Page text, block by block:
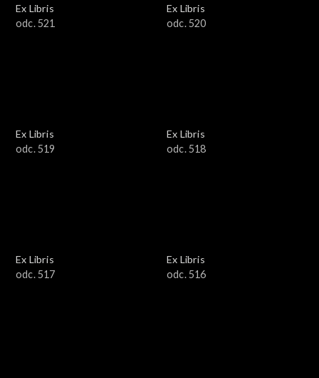
Ex Libris
odc. 521
Ex Libris
odc. 520
Ex Libris
odc. 519
Ex Libris
odc. 518
Ex Libris
odc. 517
Ex Libris
odc. 516